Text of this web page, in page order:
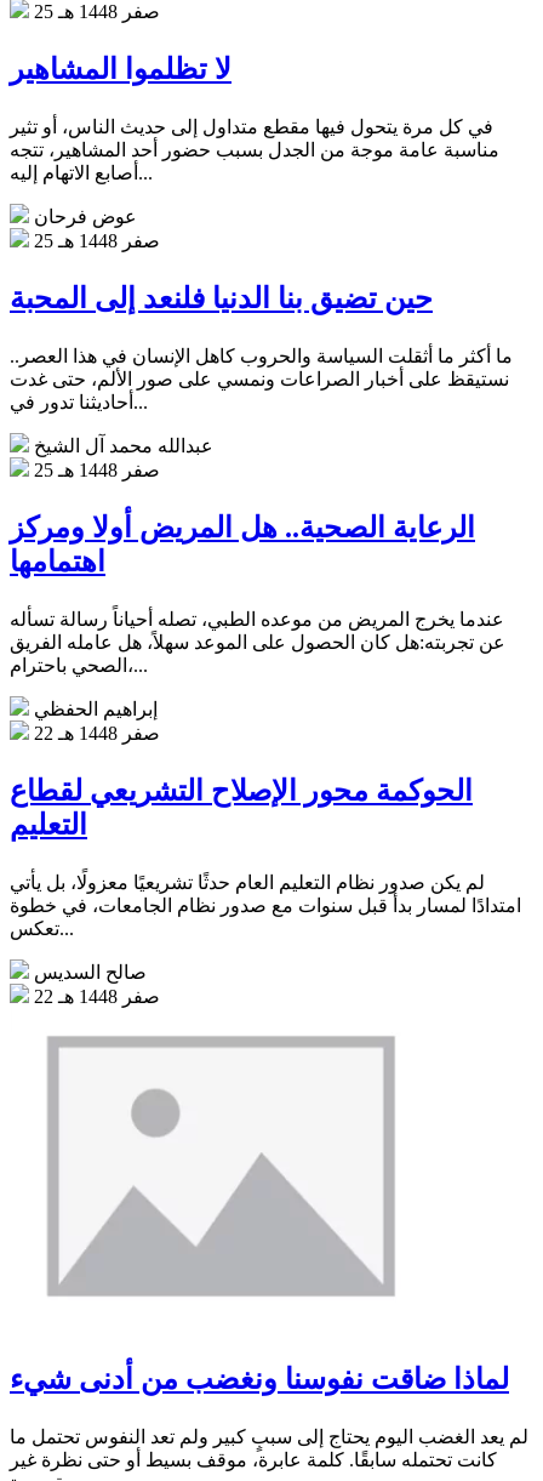
25 صفر 1448 هـ
لا تظلموا المشاهير
في كل مرة يتحول فيها مقطع متداول إلى حديث الناس، أو تثير
مناسبة عامة موجة من الجدل بسبب حضور أحد المشاهير، تتجه
أصابع الاتهام إليه...
عوض فرحان
25 صفر 1448 هـ
حين تضيق بنا الدنيا فلنعد إلى المحبة
ما أكثر ما أثقلت السياسة والحروب كاهل الإنسان في هذا العصر..
نستيقظ على أخبار الصراعات ونمسي على صور الألم، حتى غدت
أحاديثنا تدور في...
عبدالله محمد آل الشيخ
25 صفر 1448 هـ
الرعاية الصحية.. هل المريض أولا ومركز
اهتمامها
عندما يخرج المريض من موعده الطبي، تصله أحياناً رسالة تسأله
عن تجربته:هل كان الحصول على الموعد سهلاً، هل عامله الفريق
الصحي باحترام،...
إبراهيم الحفظي
22 صفر 1448 هـ
الحوكمة محور الإصلاح التشريعي لقطاع
التعليم
لم يكن صدور نظام التعليم العام حدثًا تشريعيًا معزولًا، بل يأتي
امتدادًا لمسار بدأ قبل سنوات مع صدور نظام الجامعات، في خطوة
تعكس...
صالح السديس
22 صفر 1448 هـ
لماذا ضاقت نفوسنا ونغضب من أدنى شيء
لم يعد الغضب اليوم يحتاج إلى سببٍ كبير ولم تعد النفوس تحتمل ما
كانت تحتمله سابقًا. كلمة عابرة، موقف بسيط أو حتى نظرة غير